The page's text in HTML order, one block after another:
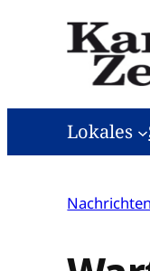
Lokales
Nachrichten